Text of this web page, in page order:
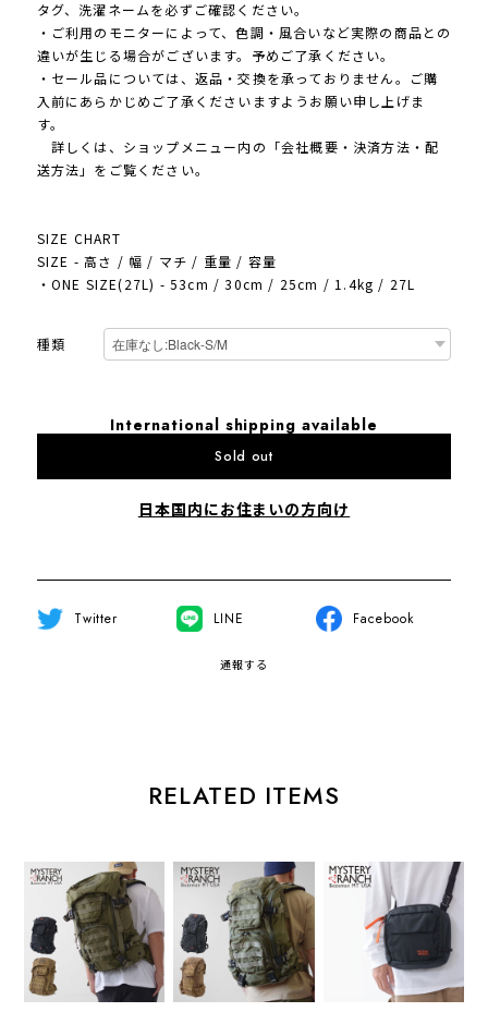
タグ、洗濯ネームを必ずご確認ください。
・ご利用のモニターによって、色調・風合いなど実際の商品との
違いが生じる場合がございます。予めご了承ください。
・セール品については、返品・交換を承っておりません。ご購
入前にあらかじめご了承くださいますようお願い申し上げま
す。
詳しくは、ショップメニュー内の「会社概要・決済方法・配
送方法」をご覧ください。
SIZE CHART
SIZE - 高さ / 幅 / マチ / 重量 / 容量
・ONE SIZE(27L) - 53cm / 30cm / 25cm / 1.4kg / 27L
種類
International shipping available
Sold out
日本国内にお住まいの方向け
Twitter LINE Facebook
通報する
RELATED ITEMS